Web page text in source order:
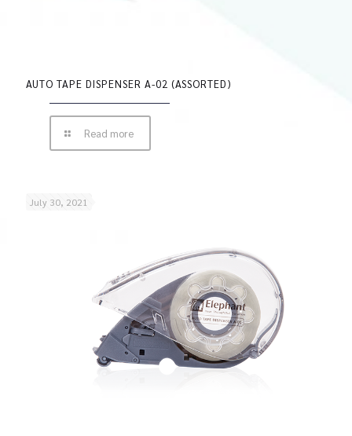
AUTO TAPE DISPENSER A-02 (ASSORTED)
Read more
July 30, 2021